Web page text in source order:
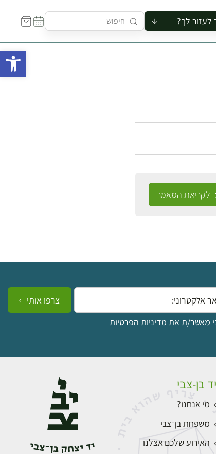
לך?
לקריאת המאמר
מאשר/ת את מדיניות הפרטיות
צרפו אותי
יד בן-צבי
מי אנחנו?
משפחת בן־צבי
האירוע שלכם אצלנו